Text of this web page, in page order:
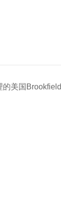
美国 Brookfield